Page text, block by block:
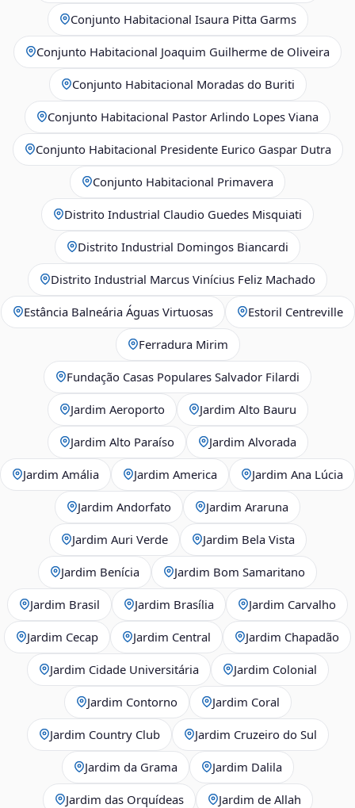
Conjunto Habitacional Isaura Pitta Garms
Conjunto Habitacional Joaquim Guilherme de Oliveira
Conjunto Habitacional Moradas do Buriti
Conjunto Habitacional Pastor Arlindo Lopes Viana
Conjunto Habitacional Presidente Eurico Gaspar Dutra
Conjunto Habitacional Primavera
Distrito Industrial Claudio Guedes Misquiati
Distrito Industrial Domingos Biancardi
Distrito Industrial Marcus Vinícius Feliz Machado
Estância Balneária Águas Virtuosas Estoril Centreville
Ferradura Mirim
Fundação Casas Populares Salvador Filardi
Jardim Aeroporto Jardim Alto Bauru
Jardim Alto Paraíso Jardim Alvorada
Jardim Amália Jardim America Jardim Ana Lúcia
Jardim Andorfato Jardim Araruna
Jardim Auri Verde Jardim Bela Vista
Jardim Benícia Jardim Bom Samaritano
Jardim Brasil Jardim Brasília Jardim Carvalho
Jardim Cecap Jardim Central Jardim Chapadão
Jardim Cidade Universitária Jardim Colonial
Jardim Contorno Jardim Coral
Jardim Country Club Jardim Cruzeiro do Sul
Jardim da Grama Jardim Dalila
Jardim das Orquídeas Jardim de Allah